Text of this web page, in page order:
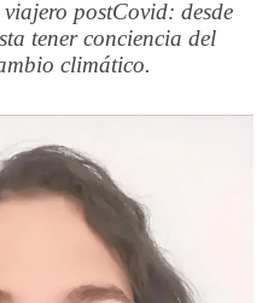
postCovid: desde
tener conciencia del
climático.